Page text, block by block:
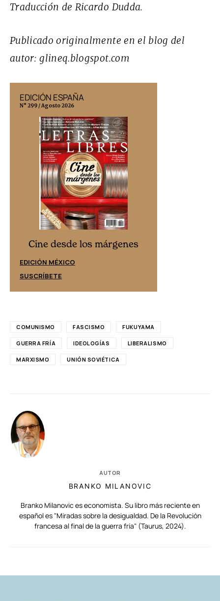
Traducción de Ricardo Dudda.
Publicado originalmente en el blog del
autor: glineq.blogspot.com
EDICIÓN ESPAÑA
N° 299 / Agosto 2026
Cine desde los márgenes
EDICIÓN MÉXICO
SUSCRÍBETE
COMUNISMO FASCISMO FUKUYAMA
GUERRA FRÍA IDEOLOGÍAS LIBERALISMO
MARXISMO UNIÓN SOVIÉTICA
AUTOR
BRANKO MILANOVIC
Branko Milanovic es economista. Su libro más reciente en
español es "Miradas sobre la desigualdad. De la Revolución
francesa al final de la guerra fría" (Taurus, 2024).